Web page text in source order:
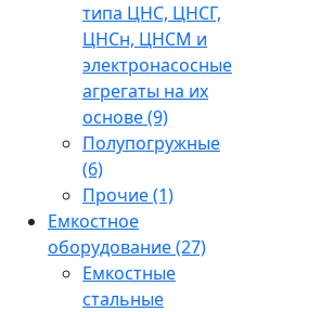
типа ЦНС, ЦНСГ,
ЦНСн, ЦНСМ и
электронасосные
агрегаты на их
основе(9)
Полупогружные
(6)
Прочие(1)
Емкостное
оборудование(27)
Емкостные
стальные